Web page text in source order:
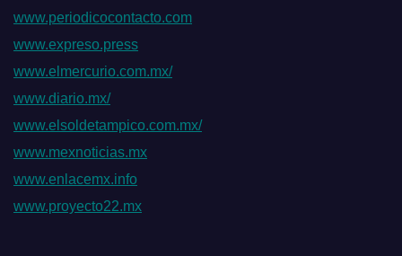
www.periodicocontacto.com
www.expreso.press
www.elmercurio.com.mx/
www.diario.mx/
www.elsoldetampico.com.mx/
www.mexnoticias.mx
www.enlacemx.info
www.proyecto22.mx